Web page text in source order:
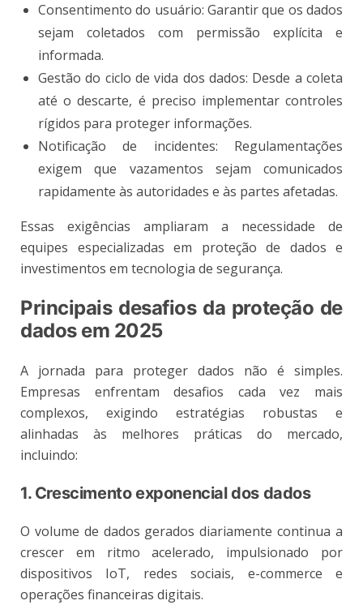
Consentimento do usuário: Garantir que os dados
sejam coletados com permissão explícita e
informada.
Gestão do ciclo de vida dos dados: Desde a coleta
até o descarte, é preciso implementar controles
rígidos para proteger informações.
Notificação de incidentes: Regulamentações
exigem que vazamentos sejam comunicados
rapidamente às autoridades e às partes afetadas.
Essas exigências ampliaram a necessidade de
equipes especializadas em proteção de dados e
investimentos em tecnologia de segurança.
Principais desafios da proteção de
dados em 2025
A jornada para proteger dados não é simples.
Empresas enfrentam desafios cada vez mais
complexos, exigindo estratégias robustas e
alinhadas às melhores práticas do mercado,
incluindo:
1. Crescimento exponencial dos dados
O volume de dados gerados diariamente continua a
crescer em ritmo acelerado, impulsionado por
dispositivos IoT, redes sociais, e-commerce e
operações financeiras digitais.